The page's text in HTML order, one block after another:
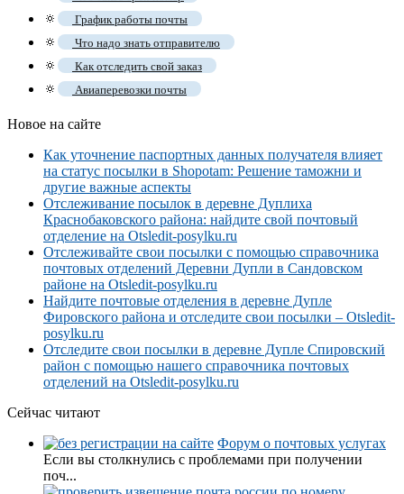
🔅 График работы почты
🔅 Что надо знать отправителю
🔅 Как отследить свой заказ
🔅 Авиаперевозки почты
Новое на сайте
Как уточнение паспортных данных получателя влияет
на статус посылки в Shopotam: Решение таможни и
другие важные аспекты
Отслеживание посылок в деревне Дуплиха
Краснобаковского района: найдите свой почтовый
отделение на Otsledit-posylku.ru
Отслеживайте свои посылки с помощью справочника
почтовых отделений Деревни Дупли в Сандовском
районе на Otsledit-posylku.ru
Найдите почтовые отделения в деревне Дупле
Фировского района и отследите свои посылки – Otsledit-
posylku.ru
Отследите свои посылки в деревне Дупле Спировский
район с помощью нашего справочника почтовых
отделений на Otsledit-posylku.ru
Сейчас читают
Форум о почтовых услугах
Если вы столкнулись с проблемами при получении
поч...